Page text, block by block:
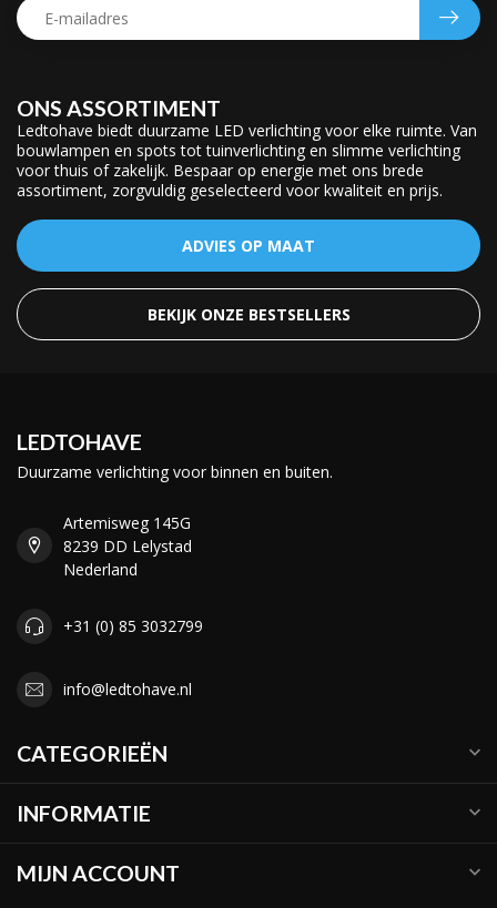
ONS ASSORTIMENT
Ledtohave biedt duurzame LED verlichting voor elke ruimte. Van
bouwlampen en spots tot tuinverlichting en slimme verlichting
voor thuis of zakelijk. Bespaar op energie met ons brede
assortiment, zorgvuldig geselecteerd voor kwaliteit en prijs.
ADVIES OP MAAT
BEKIJK ONZE BESTSELLERS
LEDTOHAVE
Duurzame verlichting voor binnen en buiten.
Artemisweg 145G
8239 DD Lelystad
Nederland
+31 (0) 85 3032799
info@ledtohave.nl
CATEGORIEËN
INFORMATIE
MIJN ACCOUNT